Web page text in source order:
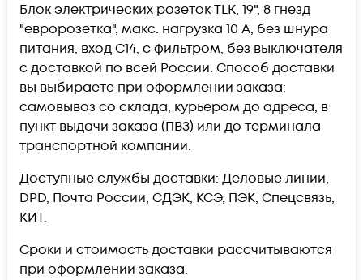
Блок электрических розеток TLK, 19", 8 гнезд
"евророзетка", макс. нагрузка 10 А, без шнура
питания, вход С14, с фильтром, без выключателя
c доставкой по всей России. Способ доставки
вы выбираете при оформлении заказа:
самовывоз со склада, курьером до адреса, в
пункт выдачи заказа (ПВЗ) или до терминала
транспортной компании.
Доступные службы доставки: Деловые линии,
DPD, Почта России, СДЭК, КСЭ, ПЭК, Спецсвязь,
КИТ.
Сроки и стоимость доставки рассчитываются
при оформлении заказа.